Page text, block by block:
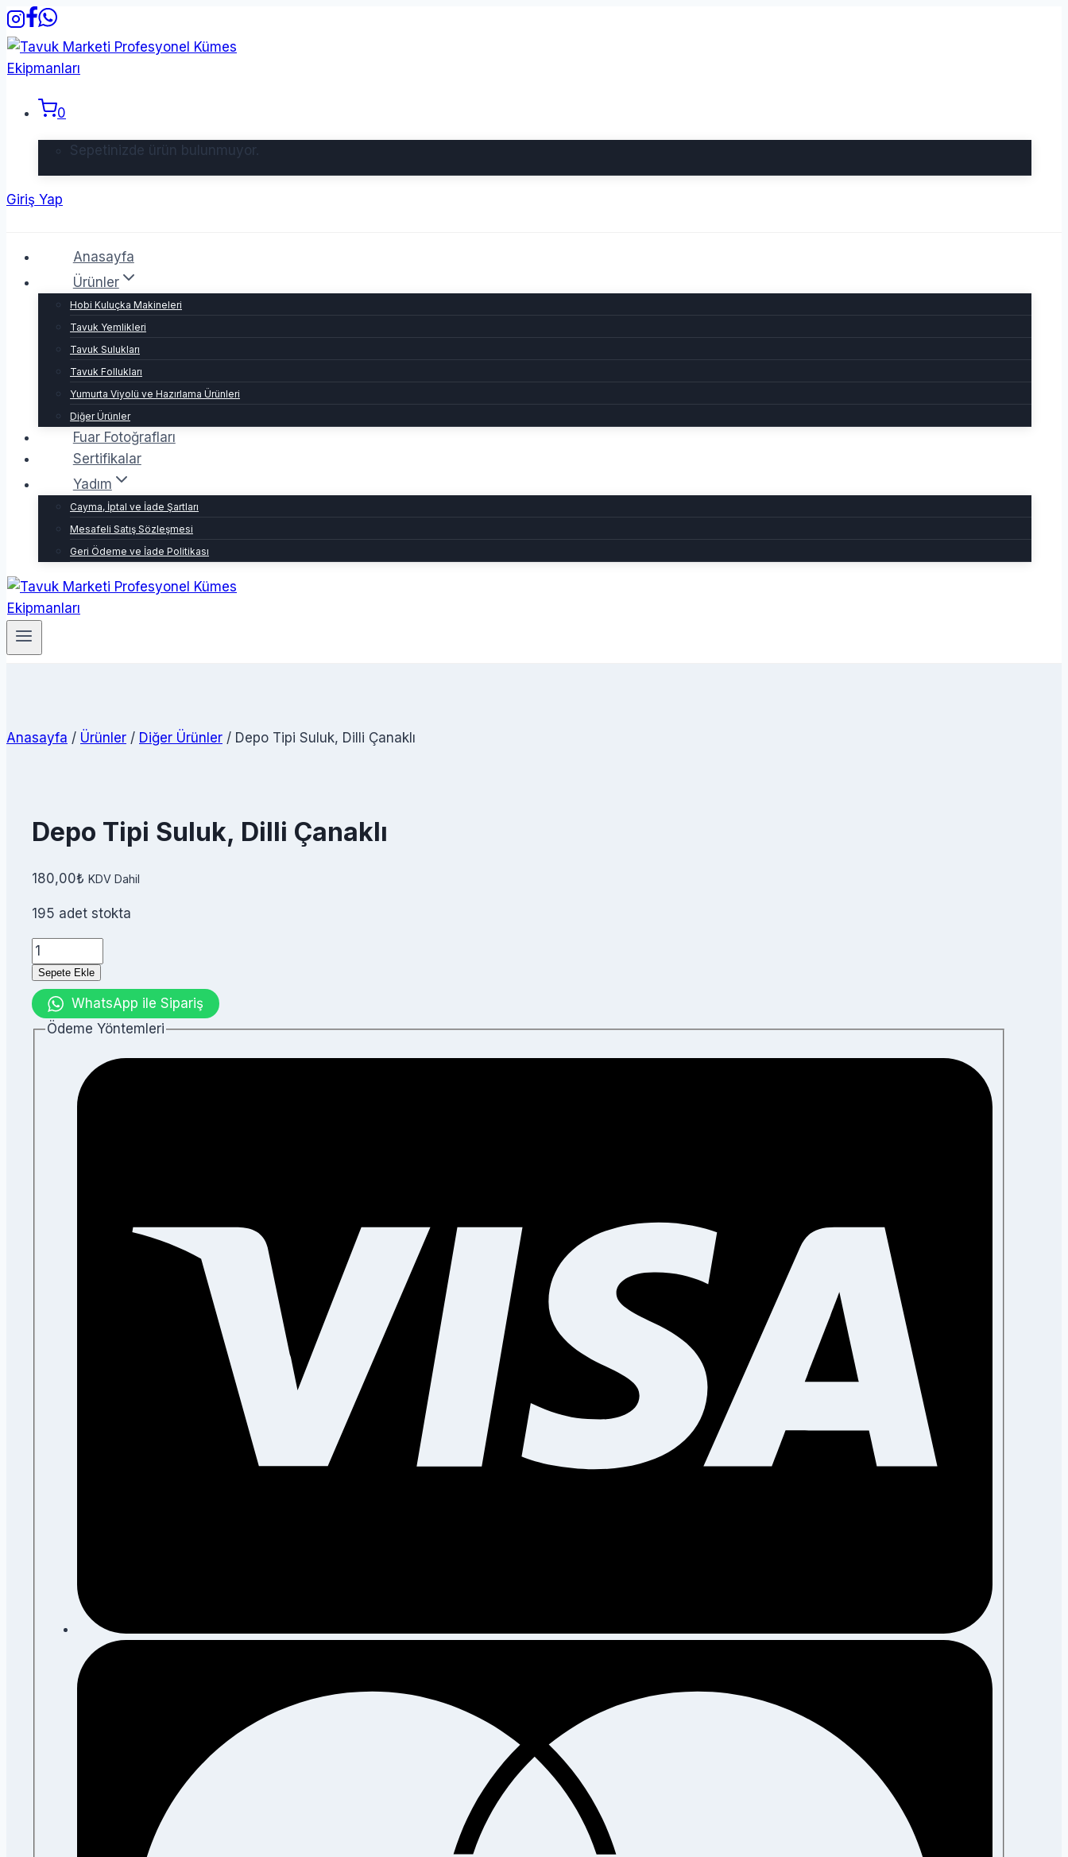
Skip
to
content
0
Sepetinizde ürün bulunmuyor.
Giriş Yap
Anasayfa
Ürünler
Hobi Kuluçka Makineleri
Tavuk Yemlikleri
Tavuk Sulukları
Tavuk Follukları
Yumurta Viyolü ve Hazırlama Ürünleri
Diğer Ürünler
Fuar Fotoğrafları
Sertifikalar
Yadım
Cayma, İptal ve İade Şartları
Mesafeli Satış Sözleşmesi
Geri Ödeme ve İade Politikası
Anasayfa / Ürünler / Diğer Ürünler / Depo Tipi Suluk, Dilli Çanaklı
Depo Tipi Suluk, Dilli Çanaklı
180,00₺ KDV Dahil
195 adet stokta
Depo
Tipi
Suluk,
Dilli
Çanaklı
Sepete Ekle
WhatsApp ile Sipariş
Ödeme Yöntemleri